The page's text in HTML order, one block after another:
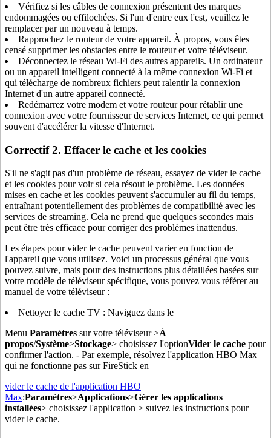
Vérifiez si les câbles de connexion présentent des marques
endommagées ou effilochées. Si l'un d'entre eux l'est, veuillez le
remplacer par un nouveau à temps.
Rapprochez le routeur de votre appareil. À propos, vous êtes
censé supprimer les obstacles entre le routeur et votre téléviseur.
Déconnectez le réseau Wi-Fi des autres appareils. Un ordinateur
ou un appareil intelligent connecté à la même connexion Wi-Fi et
qui télécharge de nombreux fichiers peut ralentir la connexion
Internet d'un autre appareil connecté.
Redémarrez votre modem et votre routeur pour rétablir une
connexion avec votre fournisseur de services Internet, ce qui permet
souvent d'accélérer la vitesse d'Internet.
Correctif 2. Effacer le cache et les cookies
S'il ne s'agit pas d'un problème de réseau, essayez de vider le cache
et les cookies pour voir si cela résout le problème. Les données
mises en cache et les cookies peuvent s'accumuler au fil du temps,
entraînant potentiellement des problèmes de compatibilité avec les
services de streaming. Cela ne prend que quelques secondes mais
peut être très efficace pour corriger des problèmes inattendus.
Les étapes pour vider le cache peuvent varier en fonction de
l'appareil que vous utilisez. Voici un processus général que vous
pouvez suivre, mais pour des instructions plus détaillées basées sur
votre modèle de téléviseur spécifique, vous pouvez vous référer au
manuel de votre téléviseur :
Nettoyer le cache TV : Naviguez dans le
Menu Paramètres sur votre téléviseur >À
propos/Système>Stockage> choisissez l'optionVider le cache pour
confirmer l'action. - Par exemple, résolvez l'application HBO Max
qui ne fonctionne pas sur FireStick en
vider le cache de l'application HBO
Max:Paramètres>Applications>Gérer les applications
installées> choisissez l'application > suivez les instructions pour
vider le cache.